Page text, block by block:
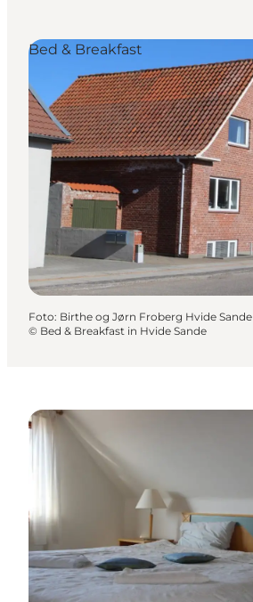
Bed & Breakfast
Foto: Birthe og Jørn Froberg Hvide Sande
© Bed & Breakfast in Hvide Sande